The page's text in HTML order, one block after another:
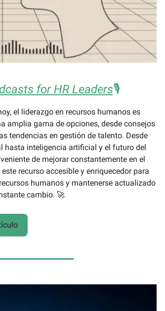
for HR Leaders🎙️
el liderazgo en recursos humanos es
amplia gama de opciones, desde consejos
tendencias en gestión de talento. Desde
hasta inteligencia artificial y el futuro del
de mejorar constantemente en el
recurso accesible y enriquecedor para
humanos y mantenerse actualizado
cambio. 🚀